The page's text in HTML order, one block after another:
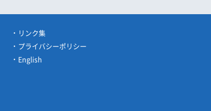
リンク集
プライバシーポリシー
English